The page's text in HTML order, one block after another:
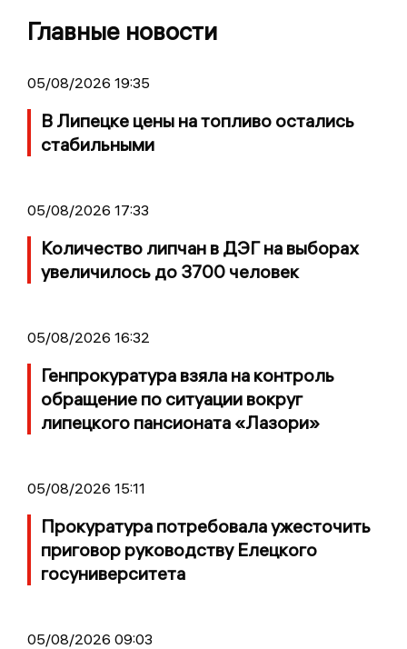
Главные новости
05/08/2026 19:35
В Липецке цены на топливо остались
стабильными
05/08/2026 17:33
Количество липчан в ДЭГ на выборах
увеличилось до 3700 человек
05/08/2026 16:32
Генпрокуратура взяла на контроль
обращение по ситуации вокруг
липецкого пансионата «Лазори»
05/08/2026 15:11
Прокуратура потребовала ужесточить
приговор руководству Елецкого
госуниверситета
05/08/2026 09:03